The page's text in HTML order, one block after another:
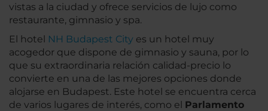
vistas a la ciudad y ofrece servicios de lujo como
restaurante, gimnasio y spa.
El hotel NH Budapest City es un hotel muy
acogedor que dispone de gimnasio y sauna, por lo
que su extraordinaria relación calidad-precio lo
convierte en una de las mejores opciones donde
alojarse en Budapest. Este hotel se encuentra cerca
de varios lugares de interés, como el Parlamento